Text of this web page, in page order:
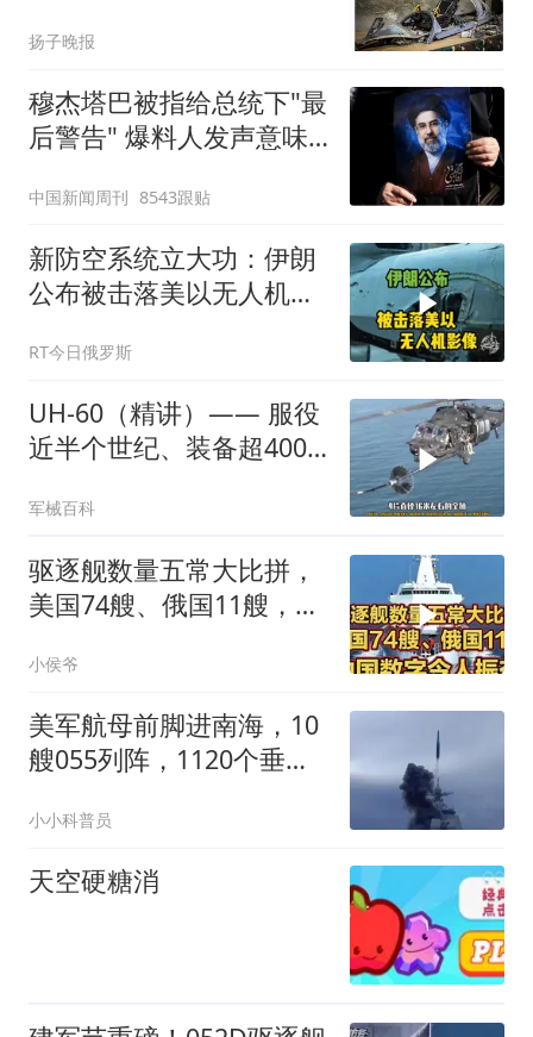
地点疑似是在大型地下掩
体
扬子晚报
穆杰塔巴被指给总统下"最
后警告" 爆料人发声意味
中国新闻周刊 8543跟贴
新防空系统立大功：伊朗
公布被击落美以无人机影
RT今日俄罗斯
UH-60（精讲）—— 服役
近半个世纪、装备超4000
军械百科
驱逐舰数量五常大比拼，
美国74艘、俄国11艘，中
小侯爷
美军航母前脚进南海，10
艘055列阵，1120个垂发
小小科普员
天空硬糖消